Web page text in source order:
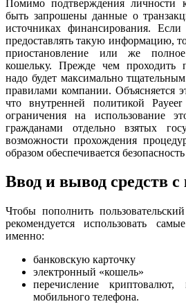
Помимо подтверждения личности
быть запрошены данные о
источниках финансирования. Если
предоставлять такую информацию,
приостановление или же
кошельку. Прежде чем проходить
надо будет максимально
правилами компании. Объясняется
что внутренней политикой
ограничения на использование
гражданами отдельно взятых
возможности прохождения
образом обеспечивается
Ввод и вывод средств
Чтобы пополнить
рекомендуется использовать
именно:
банковскую карточку
электронный «кошель»
перечисление криптовалют,
мобильного телефона.